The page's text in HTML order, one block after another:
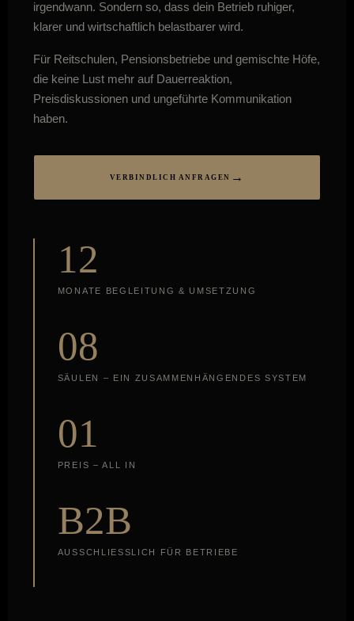
irgendwann. Sondern so, dass dein Betrieb ruhiger,
klarer und wirtschaftlich belastbarer wird.
Für Reitschulen, Pensionsbetriebe und gemischte Höfe,
die keine Lust mehr auf Dauerreaktion,
Preisdiskussionen und ungeführte Kommunikation
haben.
VERBINDLICH ANFRAGEN
12
MONATE BEGLEITUNG & UMSETZUNG
08
SÄULEN – EIN ZUSAMMENHÄNGENDES SYSTEM
01
PREIS – ALL IN
B2B
AUSSCHLIESSLICH FÜR BETRIEBE